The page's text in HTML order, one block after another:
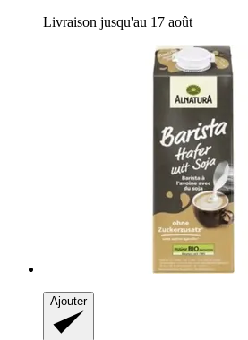
Livraison jusqu'au 17 août
Ajouter